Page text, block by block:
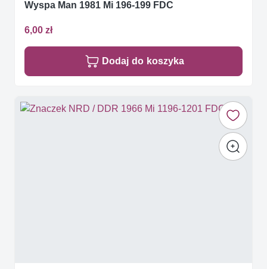
Wyspa Man 1981 Mi 196-199 FDC
6,00 zł
Dodaj do koszyka